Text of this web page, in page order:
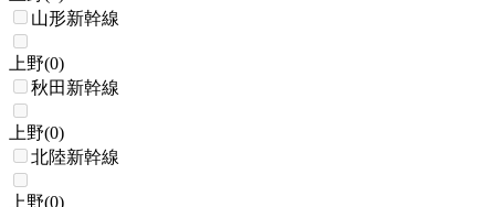
山形新幹線
上野(0)
秋田新幹線
上野(0)
北陸新幹線
上野(0)